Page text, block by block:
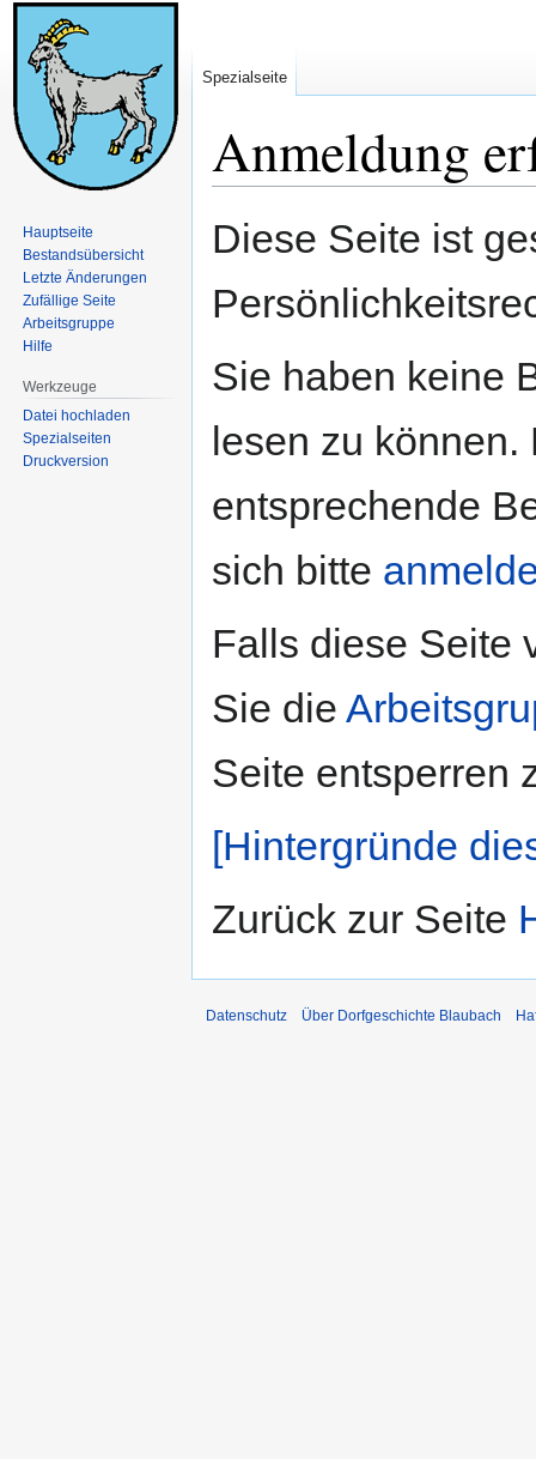
Anmeldung
Navigation
Suche
Diese Seite ist
Sie haben keine
lesen zu
entsprechende
sich bitte
Falls diese Seite
Sie die
Seite entsperren
[Hintergründe
Zurück zur Seite
Spezialseite
Hauptseite
Bestandsübersicht
Letzte Änderungen
Zufällige Seite
Arbeitsgruppe
Hilfe
Werkzeuge
Datei hochladen
Spezialseiten
Druckversion
Datenschutz Über Dorfgeschichte Blaubach